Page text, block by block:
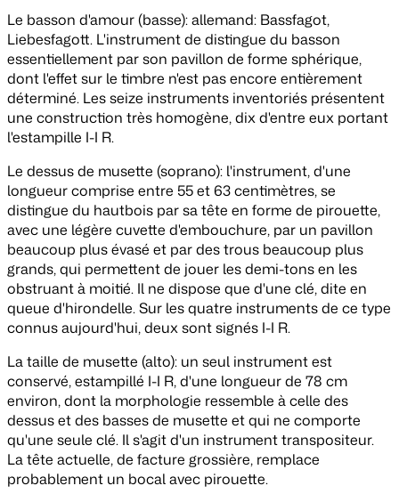
Le basson d'amour (basse): allemand: Bassfagot,
Liebesfagott. L'instrument de distingue du basson
essentiellement par son pavillon de forme sphérique,
dont l'effet sur le timbre n'est pas encore entièrement
déterminé. Les seize instruments inventoriés présentent
une construction très homogène, dix d'entre eux portant
l'estampille I-I R.
Le dessus de musette (soprano): l'instrument, d'une
longueur comprise entre 55 et 63 centimètres, se
distingue du hautbois par sa tête en forme de pirouette,
avec une légère cuvette d'embouchure, par un pavillon
beaucoup plus évasé et par des trous beaucoup plus
grands, qui permettent de jouer les demi-tons en les
obstruant à moitié. Il ne dispose que d'une clé, dite en
queue d'hirondelle. Sur les quatre instruments de ce type
connus aujourd'hui, deux sont signés I-I R.
La taille de musette (alto): un seul instrument est
conservé, estampillé I-I R, d'une longueur de 78 cm
environ, dont la morphologie ressemble à celle des
dessus et des basses de musette et qui ne comporte
qu'une seule clé. Il s'agit d'un instrument transpositeur.
La tête actuelle, de facture grossière, remplace
probablement un bocal avec pirouette.